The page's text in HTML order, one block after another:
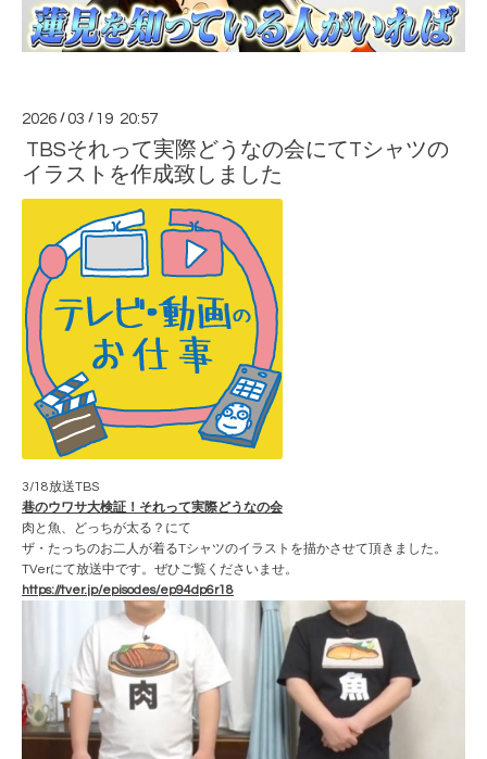
2026 /03 / 19 20:57
TBSそれって実際どうなの会にてTシャツの
イラストを作成致しました
3/18放送TBS
巷のウワサ大検証！それって実際どうなの会
肉と魚、どっちが太る？にて
ザ・たっちのお二人が着るTシャツのイラストを描かさせて頂きました。
TVerにて放送中です。ぜひご覧くださいませ。
https://tver.jp/episodes/ep94dp6r18